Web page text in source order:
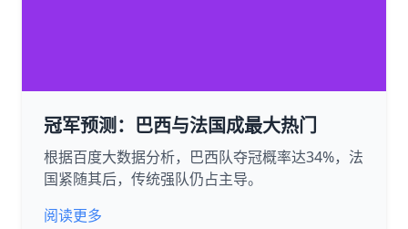
冠军预测：巴西与法国成最大热门
根据百度大数据分析，巴西队夺冠概率达34%，法
国紧随其后，传统强队仍占主导。
阅读更多